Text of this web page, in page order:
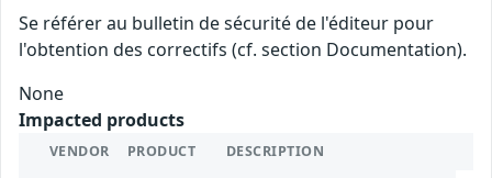
Se référer au bulletin de sécurité de l'éditeur pour
l'obtention des correctifs (cf. section Documentation).
None
Impacted products
VENDOR PRODUCT DESCRIPTION